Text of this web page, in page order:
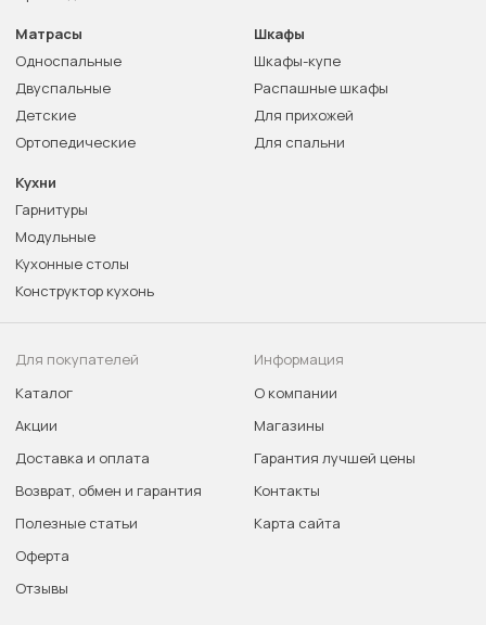
Матрасы
Односпальные
Двуспальные
Детские
Ортопедические
Шкафы
Шкафы-купе
Распашные шкафы
Для прихожей
Для спальни
Кухни
Гарнитуры
Модульные
Кухонные столы
Конструктор кухонь
Для покупателей
Каталог
Акции
Доставка и оплата
Возврат, обмен и гарантия
Полезные статьи
Оферта
Отзывы
Информация
О компании
Магазины
Гарантия лучшей цены
Контакты
Карта сайта